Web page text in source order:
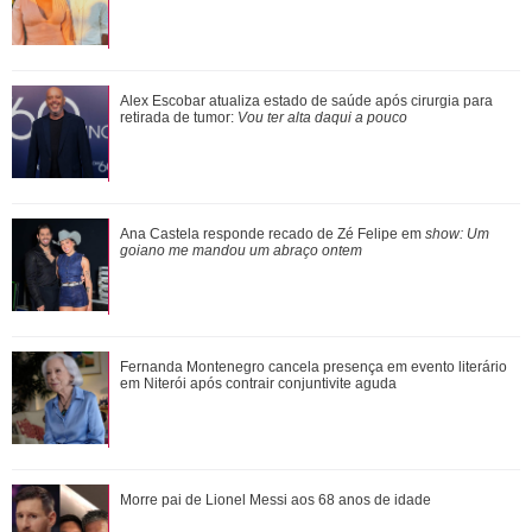
3/31
Adriana fica sabendo por Pedro, Cléber e André que a
promotoria acatou as denúncias de Sue...
Ariana Grande anuncia pausa na carreira após críticas ao
corpo
Neymar Jr. brinca com Bruna Biancardi durante quadrilha e
cena viraliza; assista!
Alex Escobar atualiza estado de saúde após cirurgia para
retirada de tumor: Vou ter alta daqui a pouco
Ana Castela responde recado de Zé Felipe em show: Um
goiano me mandou um abraço ontem
Fernanda Montenegro cancela presença em evento literário
em Niterói após contrair conjuntivite aguda
Morre pai de Lionel Messi aos 68 anos de idade